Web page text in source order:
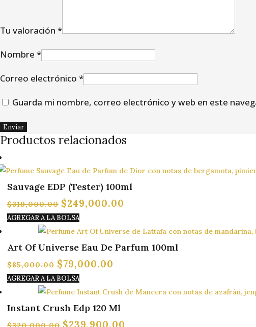
Tu valoración *
Nombre *
Correo electrónico *
Guarda mi nombre, correo electrónico y web en este
Productos relacionados
Sauvage EDP (Tester) 100ml
$319,000.00 El
precio
original
$249,000.00
actual
es:
AGREGAR A LA BOLSA
¡OFERTA!
Art Of Universe Eau De Parfum 100ml
$85,000.00 El
precio
original
era:
$85,000.00.
$79,000.00
actual
es:
AGREGAR A LA BOLSA
¡OFERTA!
Instant Crush Edp 120 Ml
El
$239,900.00